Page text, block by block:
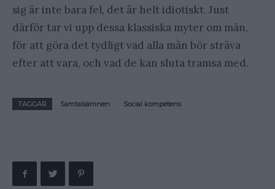
sig är inte bara fel, det är helt idiotiskt. Just
därför tar vi upp dessa klassiska myter om män,
för att göra det tydligt vad alla män bör sträva
efter att vara, och vad de kan sluta tramsa med.
TAGGAR Samtalsämnen Social kompetens